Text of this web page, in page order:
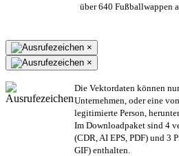
über 640 Fußballwappen
×
×
Die Vektordaten können
Unternehmen, oder eine
legitimierte Person,
Im Downloadpaket sind 4
(CDR, AI EPS, PDF) und 3
GIF) enthalten.